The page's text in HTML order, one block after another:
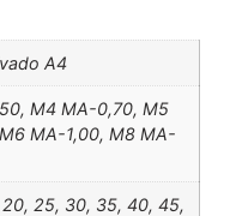
A4
M4 MA-0,70, M5
MA-1,00, M8 MA-
20, 25, 30, 35, 40, 45,